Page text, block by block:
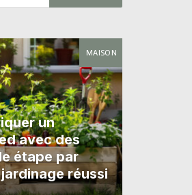
MAISON
un
avec des
étape par
réussi